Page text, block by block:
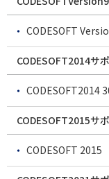
CODESOFT
CODESOFT2014サ
CODESOFT2014
CODESOFT2015サ
CODESOFT